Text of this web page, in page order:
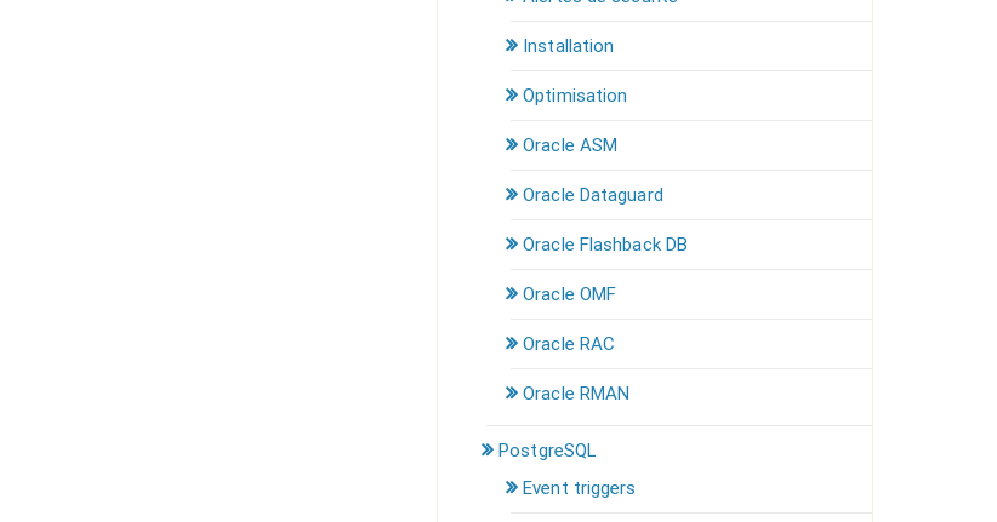
Installation
Optimisation
Oracle ASM
Oracle Dataguard
Oracle Flashback DB
Oracle OMF
Oracle RAC
Oracle RMAN
PostgreSQL
Event triggers